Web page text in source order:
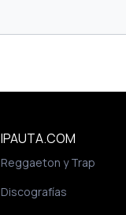
IPAUTA.COM
Reggaeton y Trap
Discografías